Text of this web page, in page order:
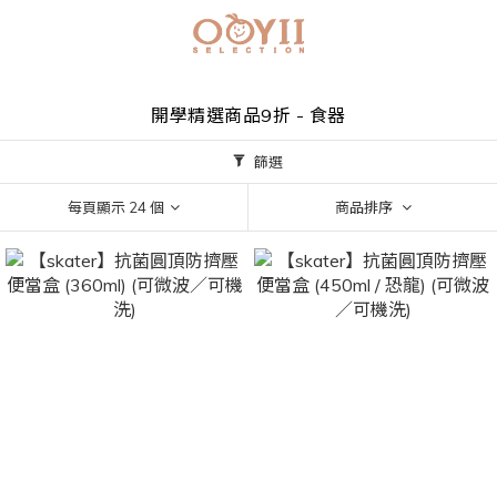
開學精選商品9折 - 食器
篩選
每頁顯示 24 個 商品排序